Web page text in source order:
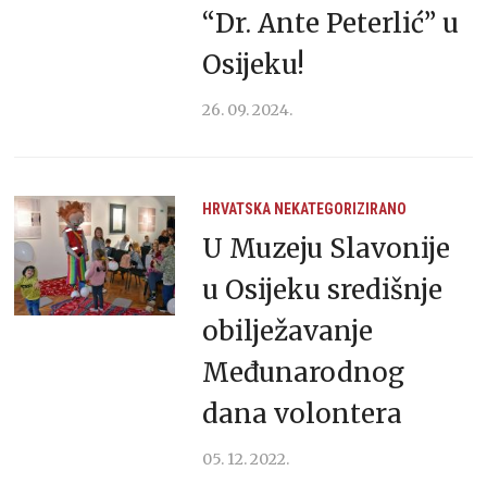
“Dr. Ante Peterlić” u
Osijeku!
26. 09. 2024.
HRVATSKA NEKATEGORIZIRANO
U Muzeju Slavonije
u Osijeku središnje
obilježavanje
Međunarodnog
dana volontera
05. 12. 2022.